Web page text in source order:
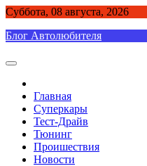
Skip
content
Суббота, 08 августа, 2026
Блог Автолюбителя
Главная
Суперкары
Тест-Драйв
Тюнинг
Проишествия
Новости